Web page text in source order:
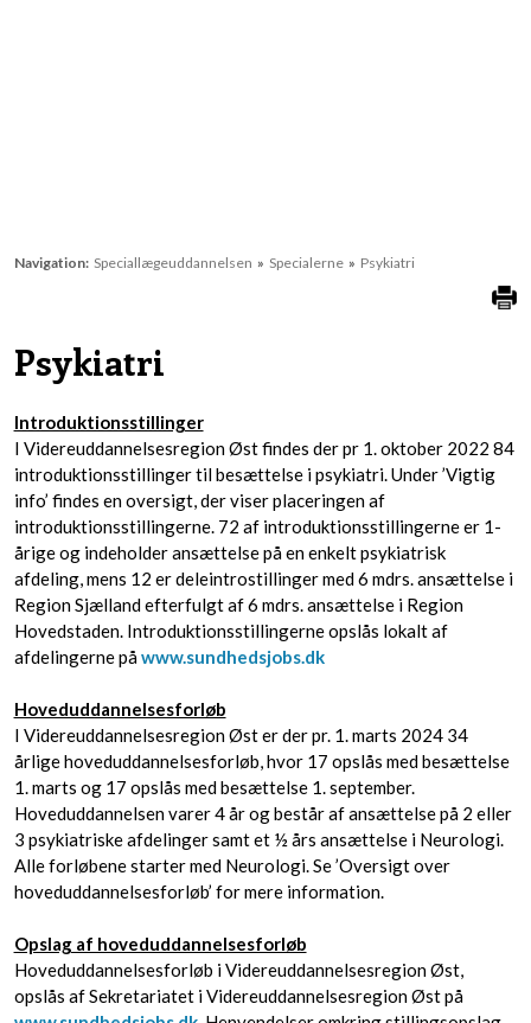
Navigation: Speciallægeuddannelsen » Specialerne » Psykiatri
Psykiatri
Introduktionsstillinger
I Videreuddannelsesregion Øst findes der pr 1. oktober 2022 84
introduktionsstillinger til besættelse i psykiatri. Under ’Vigtig
info’ findes en oversigt, der viser placeringen af
introduktionsstillingerne. 72 af introduktionsstillingerne er 1-
årige og indeholder ansættelse på en enkelt psykiatrisk
afdeling, mens 12 er deleintrostillinger med 6 mdrs. ansættelse i
Region Sjælland efterfulgt af 6 mdrs. ansættelse i Region
Hovedstaden. Introduktionsstillingerne opslås lokalt af
afdelingerne påwww.sundhedsjobs.dk
Hoveduddannelsesforløb
I Videreuddannelsesregion Øst er der pr. 1. marts 2024 34
årlige hoveduddannelsesforløb, hvor 17 opslås med besættelse
1. marts og 17 opslås med besættelse 1. september.
Hoveduddannelsen varer 4 år og består af ansættelse på 2 eller
3 psykiatriske afdelinger samt et ½ års ansættelse i Neurologi.
Alle forløbene starter med Neurologi. Se ’Oversigt over
hoveduddannelsesforløb’ for mere information.
Opslag af hoveduddannelsesforløb
Hoveduddannelsesforløb i Videreuddannelsesregion Øst,
opslås af Sekretariatet i Videreuddannelsesregion Øst på